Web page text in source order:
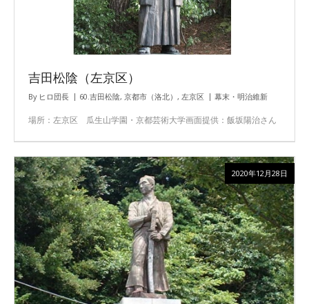
吉田松陰（左京区）
By ヒロ団長 60.吉田松陰, 京都市（洛北） , 左京区 幕末・明治維新
場所：左京区 瓜生山学園・京都芸術大学画面提供：飯坂陽治さん
2020年12月28日